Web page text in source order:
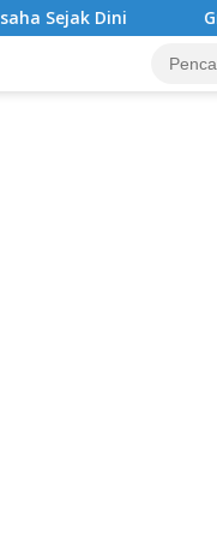
GratisPol Sukses